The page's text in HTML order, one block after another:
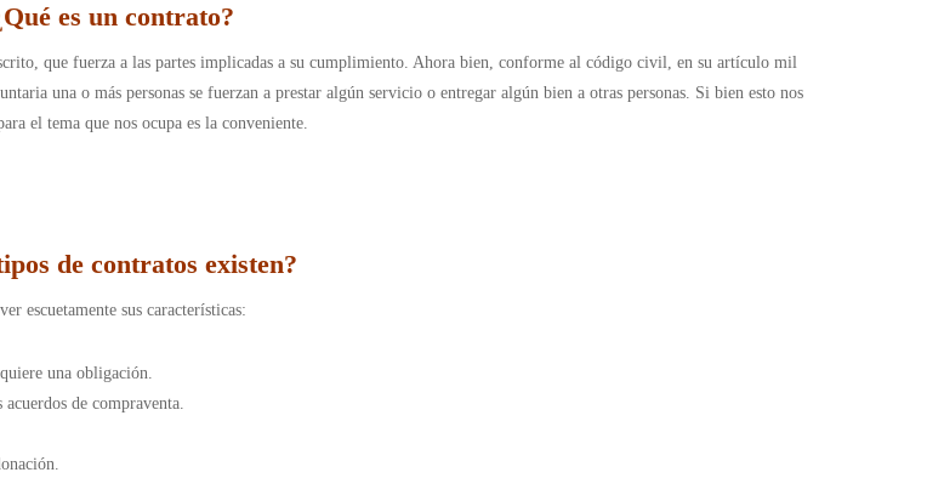
Qué es un contrato?
que fuerza a las partes implicadas a su cumplimiento. Ahora bien, conforme al código civil, en su artículo mil
una o más personas se fuerzan a prestar algún servicio o entregar algún bien a otras personas. Si bien esto nos
el tema que nos ocupa es la conveniente.
de contratos existen?
escuetamente sus características:
una obligación.
de compraventa.